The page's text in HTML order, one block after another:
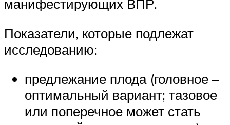
манифестирующих ВПР.
Показатели, которые подлежат
исследованию:
предлежание плода (головное –
оптимальный вариант; тазовое
или поперечное может стать